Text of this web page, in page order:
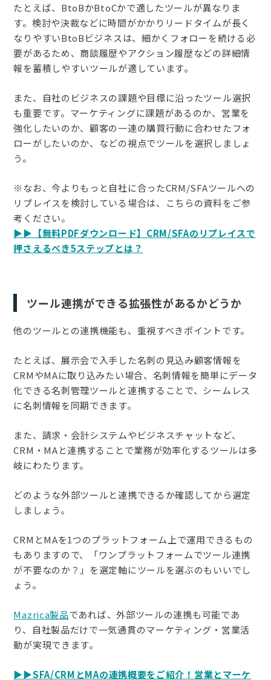
たとえば、BtoBかBtoCかで適したツールが異なりま
す。検討や決裁などに時間がかかりリードタイムが長く
なりやすいBtoBビジネスは、細かくフォローを続ける必
要があるため、商談履歴やアクション履歴などの詳細情
報を蓄積しやすいツールが適しています。
また、自社のビジネスの課題や目標に沿ったツール選択
も重要です。マーケティングに課題があるのか、営業を
強化したいのか、顧客の一連の購買行動に合わせたフォ
ローがしたいのか、などの視点でツールを選択しましょ
う。
※なお、今よりもっと自社に合ったCRM/SFAツールへの
リプレイスを検討している場合は、こちらの資料をご参
考ください。
▶▶【無料PDFダウンロード】CRM/SFAのリプレイスで
押さえるべき5ステップとは？
ツール連携ができる拡張性があるかどうか
他のツールとの連携機能も、重視すべきポイントです。
たとえば、展示会で入手した名刺の見込み顧客情報を
CRMやMAに取り込みたい場合、名刺情報を簡単にデータ
化できる名刺管理ツールと連携することで、シームレス
に名刺情報を同期できます。
また、請求・会計システムやビジネスチャットなど、
CRM・MAと連携することで業務が効率化するツールは多
岐にわたります。
どのような外部ツールと連携できるか確認してから選定
しましょう。
CRMとMAを1つのプラットフォーム上で運用できるもの
もありますので、「ワンプラットフォームでツール連携
が不要なのか？」を選定軸にツールを選ぶのもいいでし
ょう。
Mazrica製品であれば、外部ツールの連携も可能であ
り、自社製品だけで一気通貫のマーケティング・営業活
動が実現できます。
▶▶SFA/CRMとMAの連携概要をご紹介！営業とマーケ